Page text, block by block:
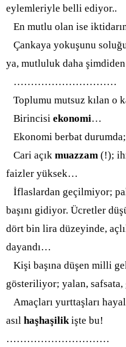
eylemleriyle belli ediyor..
En mutlu olan ise
Çankaya yokuşunu soluğu
ya, mutluluk daha
……………………… …
Toplumu mutsuz kılan o
Birincisi ekonomi…
Ekonomi berbat
Cari açık muazzam (!);
faizler yüksek…
İflaslardan geçilmiyor;
başını gidiyor. Ücretler
dört bin lira düzeyinde,
dayandı…
Kişi başına düşen milli
gösteriliyor; yalan, safsata,
Amaçları yurttaşları
asıl haşhaşilikişte bu!
…………………………